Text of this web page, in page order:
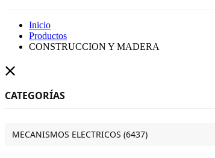
Inicio
Productos
CONSTRUCCION Y MADERA
CATEGORÍAS
MECANISMOS ELECTRICOS (6437)